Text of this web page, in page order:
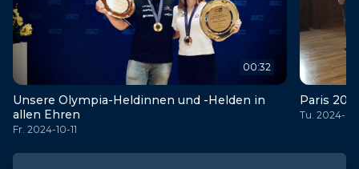
00:32
Unsere Olympia-Heldinnen und -Helden in
allen Ehren
Fr. 2024-10-11
Paris
Tu. 2024-